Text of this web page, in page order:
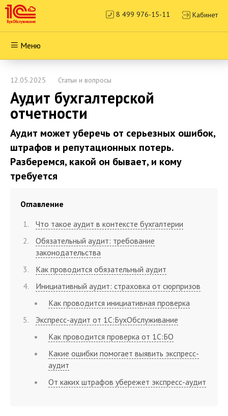
8 499 976-15-11 Кабинет
Меню
12.05.2025 Статьи и вопросы
Аудит бухгалтерской
отчетности
Аудит может уберечь от серьезных ошибок,
штрафов и репутационных потерь.
Разберемся, какой он бывает, и кому
требуется
Оглавление
Что такое аудит в контексте бухгалтерии
Обязательный аудит: требование
законодательства
Как проводится обязательный аудит
Инициативный аудит: страховка от сюрпризов
Как проводится инициативная проверка
Экспресс-аудит от 1С:БухОбслуживание
Как проводится проверка от 1С:БО
Какие ошибки помогает выявить экспресс-
аудит
От каких штрафов убережет экспресс-аудит